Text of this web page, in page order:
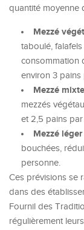
quantité moyenne
Mezzé
taboulé,
consommation
environ 3
Mezzé
mezzés
et 2,5 pains
Mezzé léger
bouchées,
personne.
Ces prévisions se
dans des
Fournil des
régulièrement